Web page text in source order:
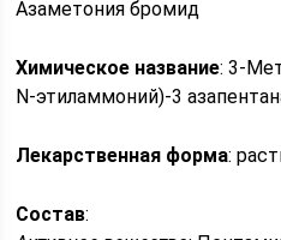
Азаметония бромид
Химическое название: 3-
N-этиламмоний)-3
Лекарственная форма:
Состав: